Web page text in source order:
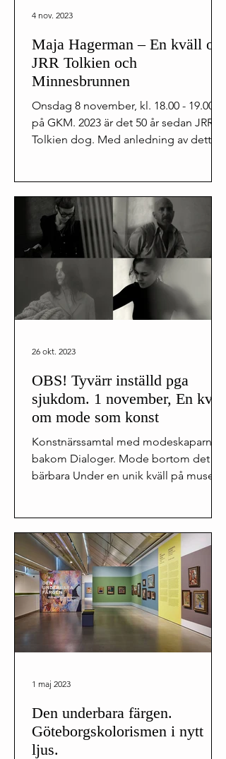
Maja Hagerman – En kväll om
JRR Tolkien och
Minnesbrunnen
Onsdag 8 november, kl. 18.00 - 19.00
på GKM. 2023 är det 50 år sedan JRR
Tolkien dog. Med anledning av detta
4 nov. 2023
OBS! Tyvärr inställd pga
sjukdom. 1 november, En kväll
om mode som konst
Konstnärssamtal med modeskaparna
bakom Dialoger. Mode bortom det
bärbara Under en unik kväll på museet
26 okt. 2023
Den underbara färgen.
Göteborgskolorismen i nytt
ljus.
1 maj 2023